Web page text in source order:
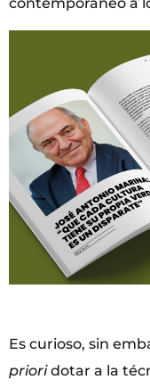
contemporáneo a
Es curioso, sin
prioridotar a la